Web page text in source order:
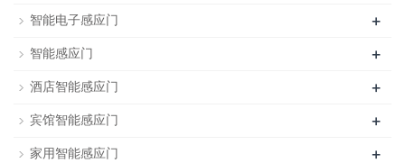
智能电子感应门 +
智能感应门 +
酒店智能感应门 +
宾馆智能感应门 +
家用智能感应门 +